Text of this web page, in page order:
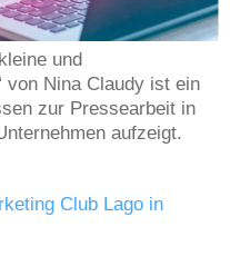
und
von Nina Claudy ist ein
zur Pressearbeit in
aufzeigt.
Club Lago in